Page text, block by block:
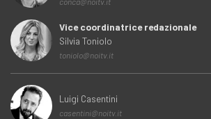
Vice coordinatrice redazionale
Silvia Toniolo
toniolo@noitv.it
Luigi Casentini
casentini@noitv.it